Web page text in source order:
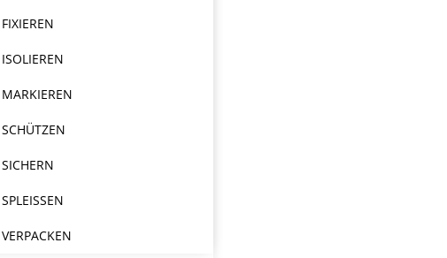
FIXIEREN
ISOLIEREN
MARKIEREN
SCHÜTZEN
SICHERN
SPLEISSEN
VERPACKEN